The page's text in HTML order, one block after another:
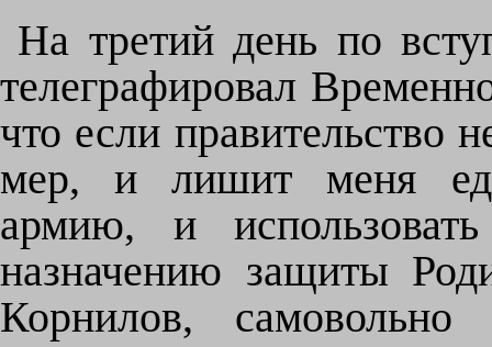
На третий день по
телеграфировал
что если правительство
мер, и лишит меня
армию, и
назначению защиты
Корнилов,